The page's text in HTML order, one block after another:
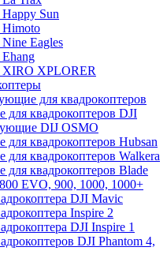
Sun
Himoto
Eagles
XIRO XPLORER
для квадрокоптеров
квадрокоптеров DJI
DIJ OSMO
квадрокоптеров Hubsan
квадрокоптеров Walkera
квадрокоптеров Blade
EVO, 900, 1000, 1000+
DJI Mavic
Inspire 2
DJI Inspire 1
DJI Phantom 4,